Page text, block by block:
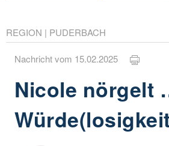
REGION | PUDERBACH
Nachricht vom 15.02.2025
Nicole nörgelt